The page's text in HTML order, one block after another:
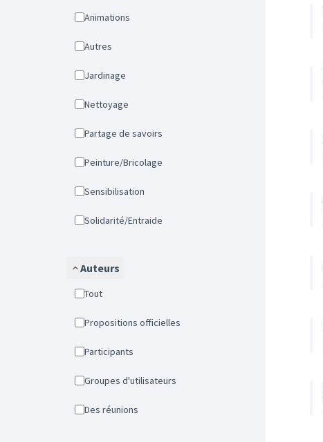
Animations
Autres
Jardinage
Nettoyage
Partage de savoirs
Peinture/Bricolage
Sensibilisation
Solidarité/Entraide
Auteurs
Tout
Propositions officielles
Participants
Groupes d'utilisateurs
Des réunions